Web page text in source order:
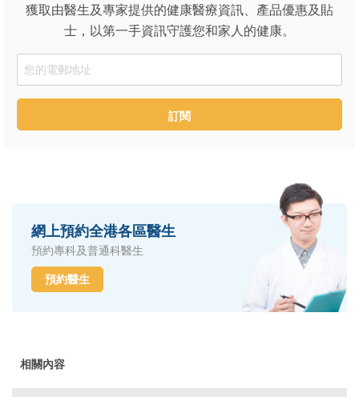
獲取由醫生及專家提供的健康醫療資訊、產品優惠及貼
士，以第一手資訊守護您和家人的健康。
Email
訂閱
網上預約全港各區醫生
預約專科及普通科醫生
預約醫生
相關內容